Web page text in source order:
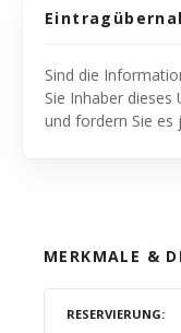
Sind die
Sie Inhaber dieses
und fordern Sie es
MERKMALE &
RESERVIERUNG